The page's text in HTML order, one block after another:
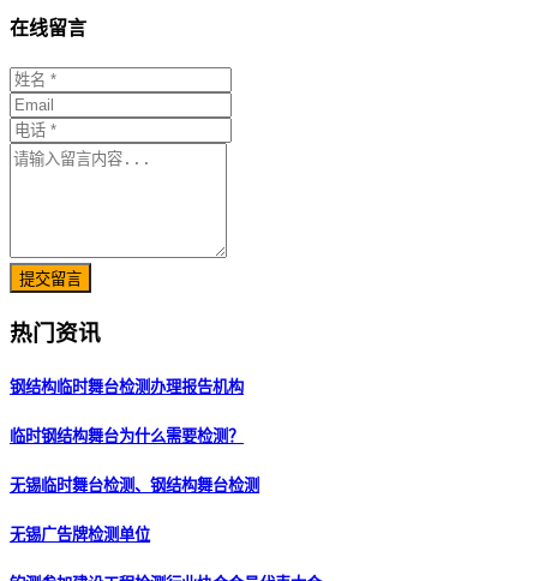
在线留言
提交留言
热门资讯
钢结构临时舞台检测办理报告机构
临时钢结构舞台为什么需要检测？
无锡临时舞台检测、钢结构舞台检测
无锡广告牌检测单位